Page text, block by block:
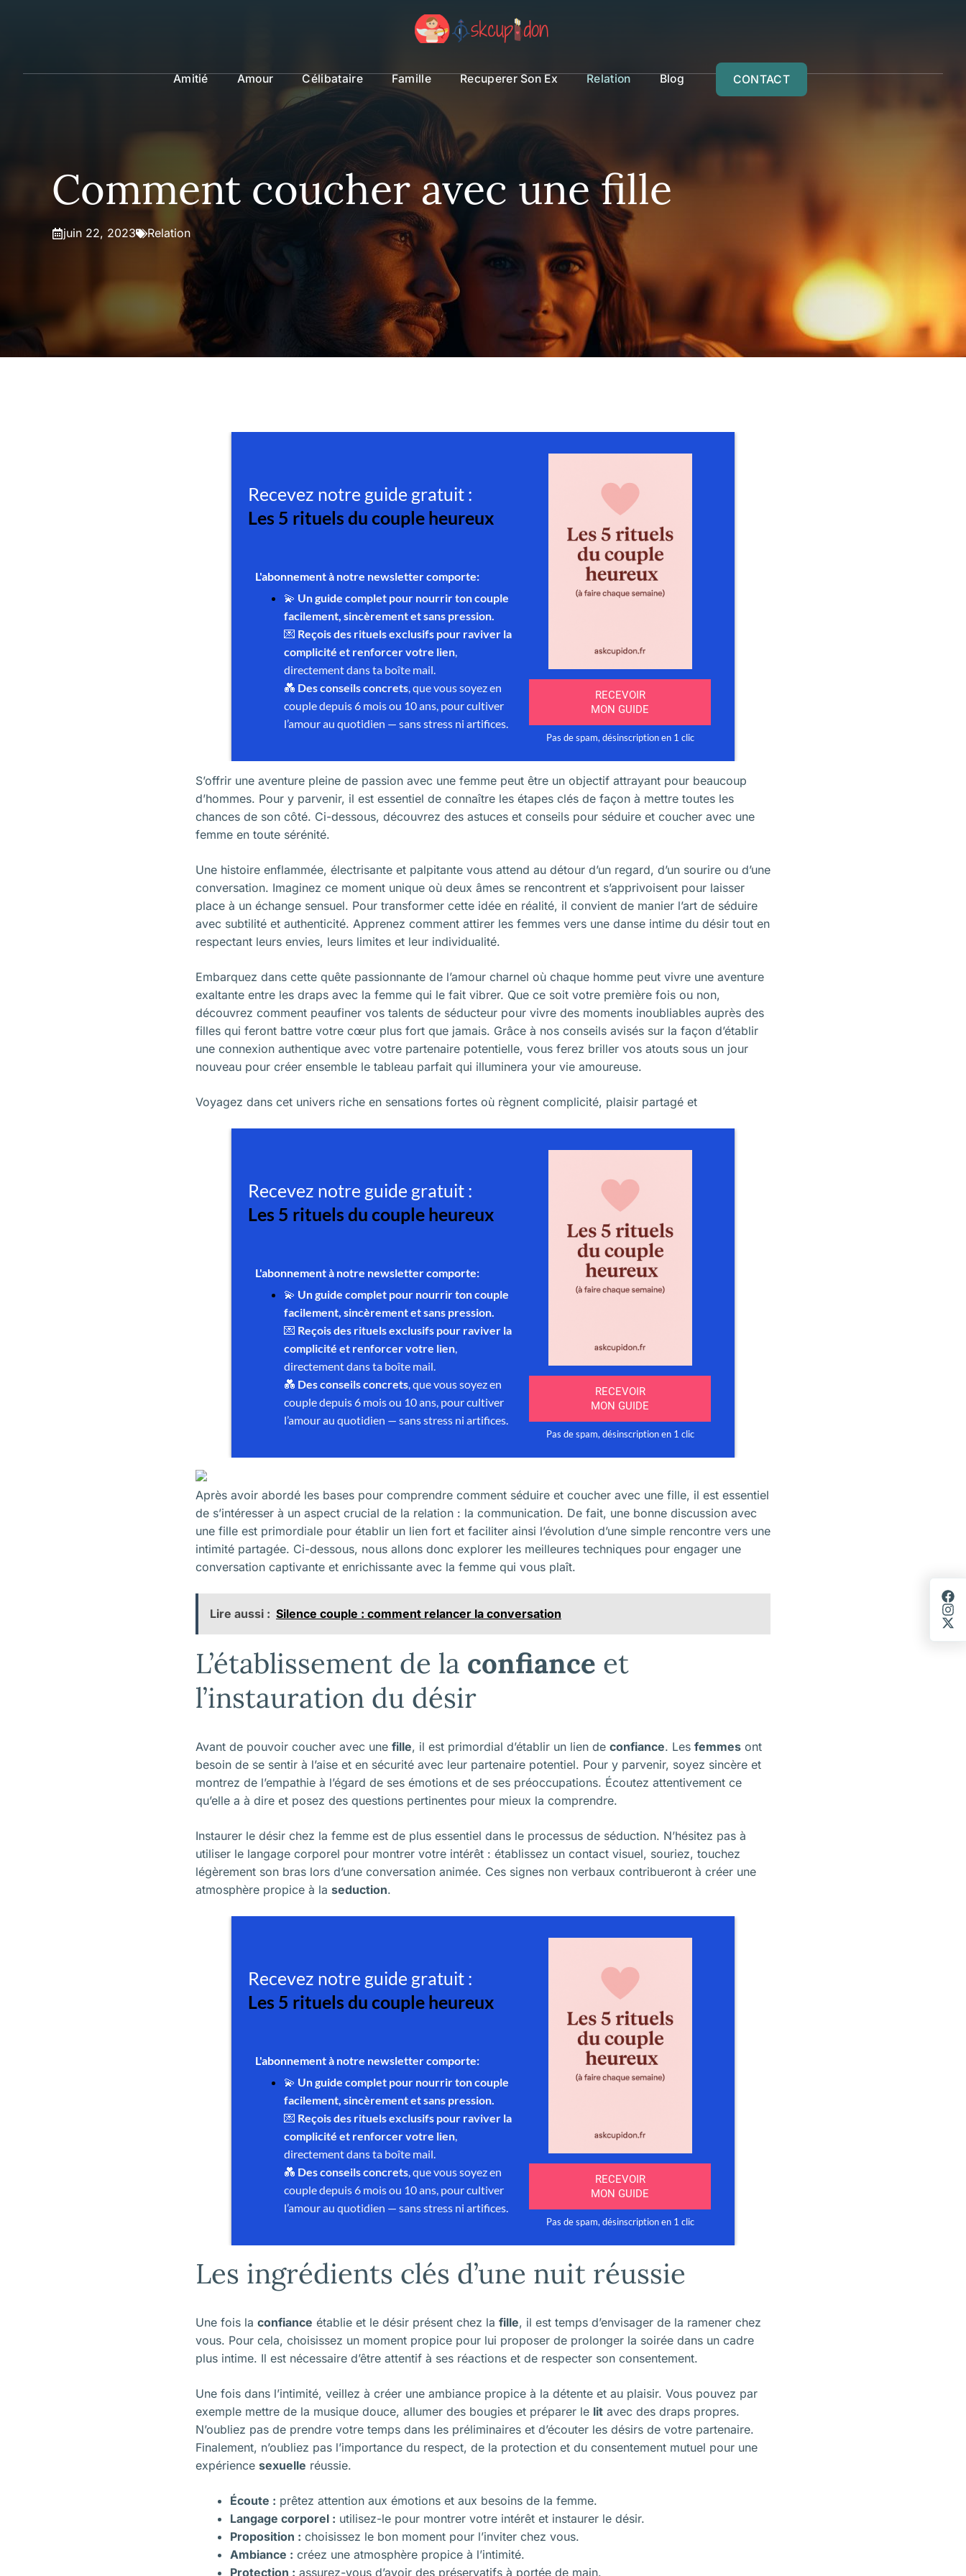
Amitié Amour Célibataire Famille Recuperer Son Ex Relation Blog CONTACT
Comment coucher avec une fille
juin 22, 2023 Relation
S’offrir une aventure pleine de passion avec une femme peut être un objectif attrayant pour beaucoup
d’hommes. Pour y parvenir, il est essentiel de connaître les étapes clés de façon à mettre toutes les
chances de son côté. Ci-dessous, découvrez des astuces et conseils pour séduire et coucher avec une
femme en toute sérénité.
Une histoire enflammée, électrisante et palpitante vous attend au détour d’un regard, d’un sourire ou d’une
conversation. Imaginez ce moment unique où deux âmes se rencontrent et s’apprivoisent pour laisser
place à un échange sensuel. Pour transformer cette idée en réalité, il convient de manier l’art de séduire
avec subtilité et authenticité. Apprenez comment attirer les femmes vers une danse intime du désir tout en
respectant leurs envies, leurs limites et leur individualité.
Embarquez dans cette quête passionnante de l’amour charnel où chaque homme peut vivre une aventure
exaltante entre les draps avec la femme qui le fait vibrer. Que ce soit votre première fois ou non,
découvrez comment peaufiner vos talents de séducteur pour vivre des moments inoubliables auprès des
filles qui feront battre votre cœur plus fort que jamais. Grâce à nos conseils avisés sur la façon d’établir
une connexion authentique avec votre partenaire potentielle, vous ferez briller vos atouts sous un jour
nouveau pour créer ensemble le tableau parfait qui illuminera your vie amoureuse.
Voyagez dans cet univers riche en sensations fortes où règnent complicité, plaisir partagé et
Après avoir abordé les bases pour comprendre comment séduire et coucher avec une fille, il est essentiel
de s’intéresser à un aspect crucial de la relation : la communication. De fait, une bonne discussion avec
une fille est primordiale pour établir un lien fort et faciliter ainsi l’évolution d’une simple rencontre vers une
intimité partagée. Ci-dessous, nous allons donc explorer les meilleures techniques pour engager une
conversation captivante et enrichissante avec la femme qui vous plaît.
Lire aussi : Silence couple : comment relancer la conversation
L’établissement de la confiance et
l’instauration du désir
Avant de pouvoir coucher avec une fille, il est primordial d’établir un lien de confiance. Les femmes ont
besoin de se sentir à l’aise et en sécurité avec leur partenaire potentiel. Pour y parvenir, soyez sincère et
montrez de l’empathie à l’égard de ses émotions et de ses préoccupations. Écoutez attentivement ce
qu’elle a à dire et posez des questions pertinentes pour mieux la comprendre.
Instaurer le désir chez la femme est de plus essentiel dans le processus de séduction. N’hésitez pas à
utiliser le langage corporel pour montrer votre intérêt : établissez un contact visuel, souriez, touchez
légèrement son bras lors d’une conversation animée. Ces signes non verbaux contribueront à créer une
atmosphère propice à la seduction.
Les ingrédients clés d’une nuit réussie
Une fois la confiance établie et le désir présent chez la fille, il est temps d’envisager de la ramener chez
vous. Pour cela, choisissez un moment propice pour lui proposer de prolonger la soirée dans un cadre
plus intime. Il est nécessaire d’être attentif à ses réactions et de respecter son consentement.
Une fois dans l’intimité, veillez à créer une ambiance propice à la détente et au plaisir. Vous pouvez par
exemple mettre de la musique douce, allumer des bougies et préparer le lit avec des draps propres.
N’oubliez pas de prendre votre temps dans les préliminaires et d’écouter les désirs de votre partenaire.
Finalement, n’oubliez pas l’importance du respect, de la protection et du consentement mutuel pour une
expérience sexuelle réussie.
Écoute : prêtez attention aux émotions et aux besoins de la femme.
Langage corporel : utilisez-le pour montrer votre intérêt et instaurer le désir.
Proposition : choisissez le bon moment pour l’inviter chez vous.
Ambiance : créez une atmosphère propice à l’intimité.
Protection : assurez-vous d’avoir des préservatifs à portée de main.